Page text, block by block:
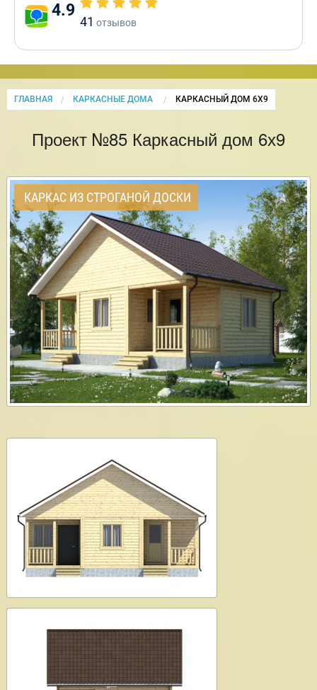
4.9
41 отзывов
ГЛАВНАЯ КАРКАСНЫЕ ДОМА CURRENT:
КАРКАСНЫЙ ДОМ 6Х9
Проект №85 Каркасный дом 6х9
КАРКАС ИЗ СТРОГАНОЙ ДОСКИ